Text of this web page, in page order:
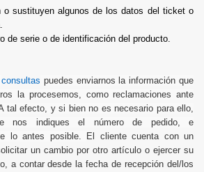
o sustituyen algunos de los datos del ticket o
de serie o de identificación del producto.
consultas puedes enviarnos la información que
la procesemos, como reclamaciones ante
tal efecto, y si bien no es necesario para ello,
nos indiques el número de pedido, e
lo antes posible.
El cliente cuenta con un
un cambio por otro artículo o ejercer su
a contar desde la fecha de recepción del/los